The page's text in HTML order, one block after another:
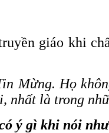
giáo khi
Mừng. Họ
nhất là trong
ý gì khi nói